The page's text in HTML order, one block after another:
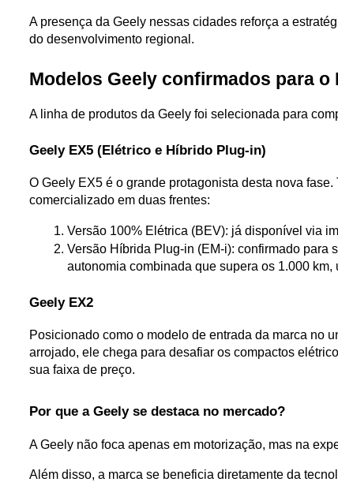
A presença da Geely nessas cidades reforça a
do desenvolvimento regional.
Modelos Geely confirmados para o
A linha de produtos da Geely foi selecionada para
Geely EX5 (Elétrico e Híbrido Plug-in)
O Geely EX5 é o grande protagonista desta nova
comercializado em duas frentes:
Versão 100% Elétrica (BEV): já disponível via
Versão Híbrida Plug-in (EM-i): confirmado para
autonomia combinada que supera os 1.000
Geely EX2
Posicionado como o modelo de entrada da marca no
arrojado, ele chega para desafiar os compactos
sua faixa de preço.
Por que a Geely se destaca no mercado?
A Geely não foca apenas em motorização, mas na
Além disso, a marca se beneficia diretamente da